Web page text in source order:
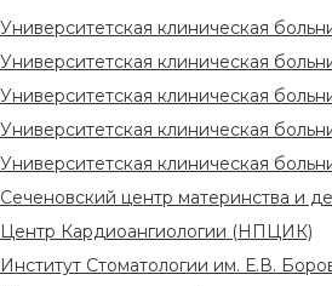
Университетская клиническая
Университетская клиническая
Университетская клиническая
Университетская клиническая
Университетская клиническая
Сеченовский центр материнства и
Центр Кардиоангиологии (НПЦИК)
Институт Стоматологии им. Е.В.